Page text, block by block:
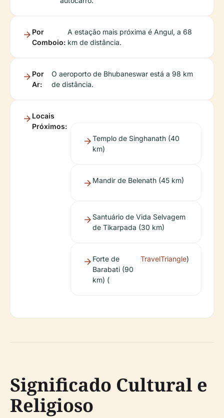
Por
Comboio:
A estação mais próxima é Angul, a 68
km de distância.
Por
Ar:
O aeroporto de Bhubaneswar está a 98 km
de distância.
Locais
Próximos:
Templo de Singhanath (40
km)
Mandir de Belenath (45 km)
Santuário de Vida Selvagem
de Tikarpada (30 km)
Forte de
Barabati (90
km) (
TravelTriangle)
Significado Cultural e
Religioso